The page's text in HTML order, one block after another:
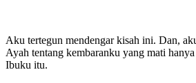
Aku tertegun mendengar kisah ini. Dan,
Ayah tentang kembaranku yang mati
Ibuku itu.